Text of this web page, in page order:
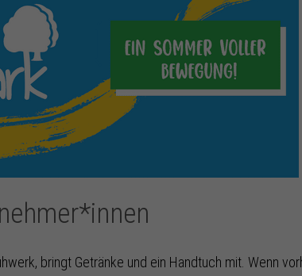
bringt Getränke und ein Handtuch mit. Wenn